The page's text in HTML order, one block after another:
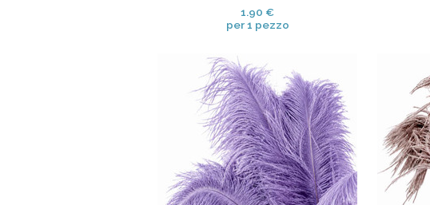
1.90 €
per 1 pezzo